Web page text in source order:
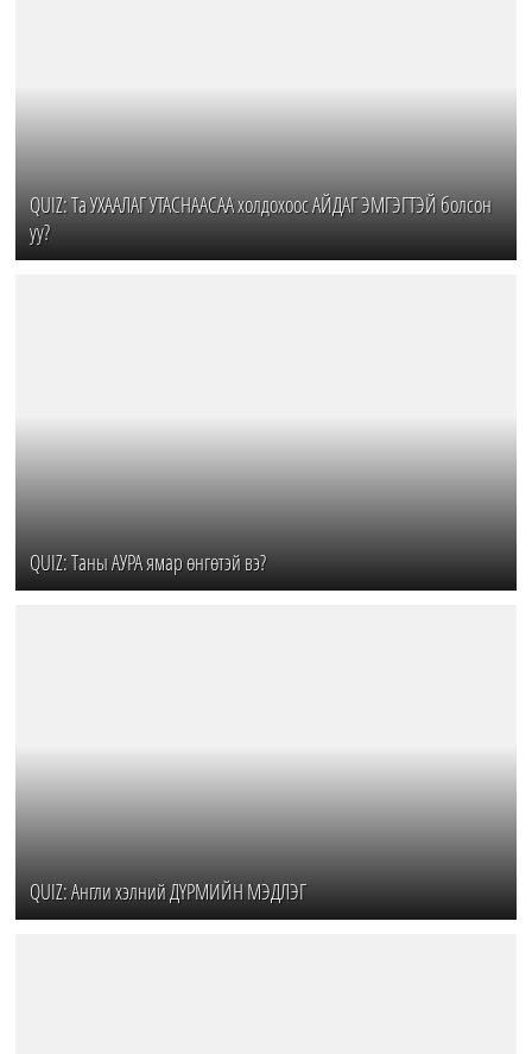
QUIZ: Та УХААЛАГ УТАСНААСАА холдохоос АЙДАГ ЭМГЭГТЭЙ болсон
уу?
QUIZ: Таны АУРА ямар өнгөтэй вэ?
QUIZ: Англи хэлний ДҮРМИЙН МЭДЛЭГ